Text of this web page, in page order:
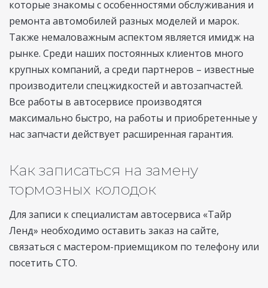
которые знакомы с особенностями обслуживания и
ремонта автомобилей разных моделей и марок.
Также немаловажным аспектом является имидж на
рынке. Среди наших постоянных клиентов много
крупных компаний, а среди партнеров – известные
производители спецжидкостей и автозапчастей.
Все работы в автосервисе производятся
максимально быстро, на работы и приобретенные у
нас запчасти действует расширенная гарантия.
Как записаться на замену
тормозных колодок
Для записи к специалистам автосервиса «Тайр
Ленд» необходимо оставить заказ на сайте,
связаться с мастером-приемщиком по телефону или
посетить СТО.